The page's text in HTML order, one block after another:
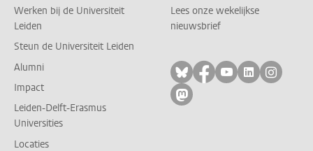
Werken bij de Universiteit
Leiden
Steun de Universiteit Leiden
Alumni
Impact
Leiden-Delft-Erasmus
Universities
Locaties
Lees onze wekelijkse
nieuwsbrief
Volg ons op bluesky
Volg ons op
Volg ons op
Volg ons
Volg
Volg ons op mastodon